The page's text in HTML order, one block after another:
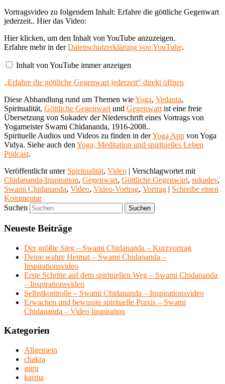
Vortragsvideo zu folgendem Inhalt: Erfahre die göttliche Gegenwart
jederzeit.. Hier das Video:
„Erfahre
die
göttliche
Gegenwart
jederzeit“
YouTube
Hier klicken, um den Inhalt von YouTube anzuzeigen.
Erfahre mehr in derDatenschutzerklärung von YouTube.
Inhalt von YouTube immer anzeigen
„Erfahre die göttliche Gegenwart jederzeit“ direkt öffnen
Diese Abhandlung rund um Themen wieYoga, Vedanta,
Spiritualität, Göttliche Gegenwart und Gegenwart ist eine freie
Übersetzung von Sukadev der Niederschrift eines Vortrags von
Yogameister Swami Chidananda, 1916-2008..
Spirituelle Audios und Videos zu finden in derYoga App von Yoga
Vidya. Siehe auch den Yoga, Meditation und spirituelles Leben
Podcast.
Veröffentlicht unter Spiritualität, Video | Verschlagwortet mit
Chidananda-Inspiration, Gegenwart, Göttliche Gegenwart, sukadev,
Swami Chidananda, Video, Video-Vortrag, Vortrag | Schreibe einen
Kommentar
Suchen
Neueste Beiträge
Der größte Sieg – Swami Chidananda – Kurzvortrag
Deine wahre Heimat – Swami Chidananda –
Inspirationsvideo
Erste Schritte auf dem spirituellen Weg – Swami Chidananda
– Inspirationsvideo
Selbstkontrolle – Swami Chidananda – Inspirationsvideo
Erwachen und bewusste spirituelle Praxis – Swami
Chidananda – Video Inspiration
Kategorien
Allgemein
chakra
guru
karma